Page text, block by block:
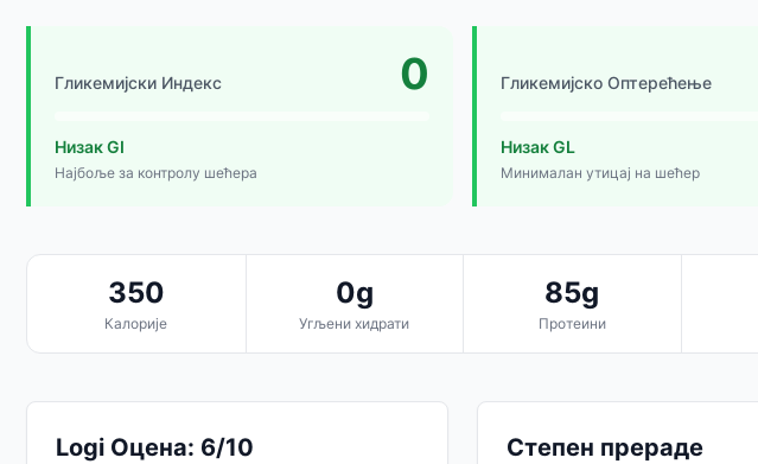
Гликемијски Индекс 0
Низак GI
Најбоље за контролу шећера
Гликемијско Оптерећење
Низак GL
Минималан утицај на шећер
350
Калорије
0g
Угљени хидрати
85g
Протеини
Logi Оцена: 6/10 Степен прераде